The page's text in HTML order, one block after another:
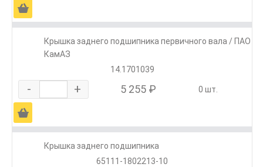
Ä
Крышка заднего подшипника первичного вала / ПАО
КамАЗ
14.1701039
- + 5 255 ₽ 0 шт.
Ä
Крышка заднего подшипника
65111-1802213-10